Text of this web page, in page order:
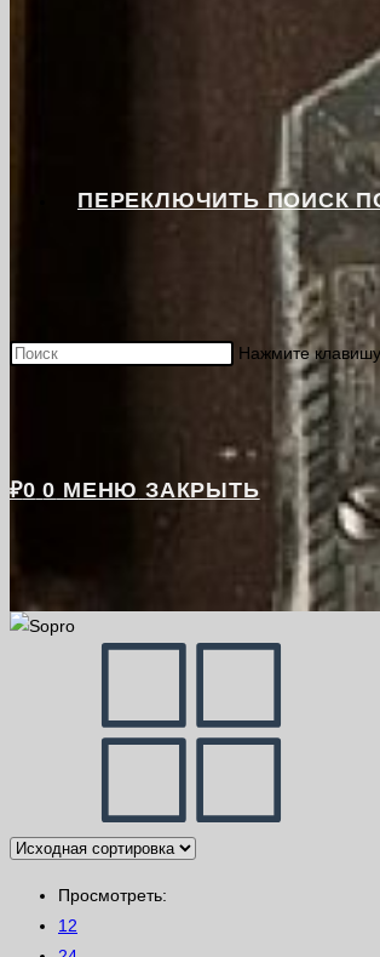
ПЕРЕКЛЮЧИТЬ ПОИСК
Нажмите
₽0 0 МЕНЮ ЗАКРЫТЬ
Просмотреть:
12